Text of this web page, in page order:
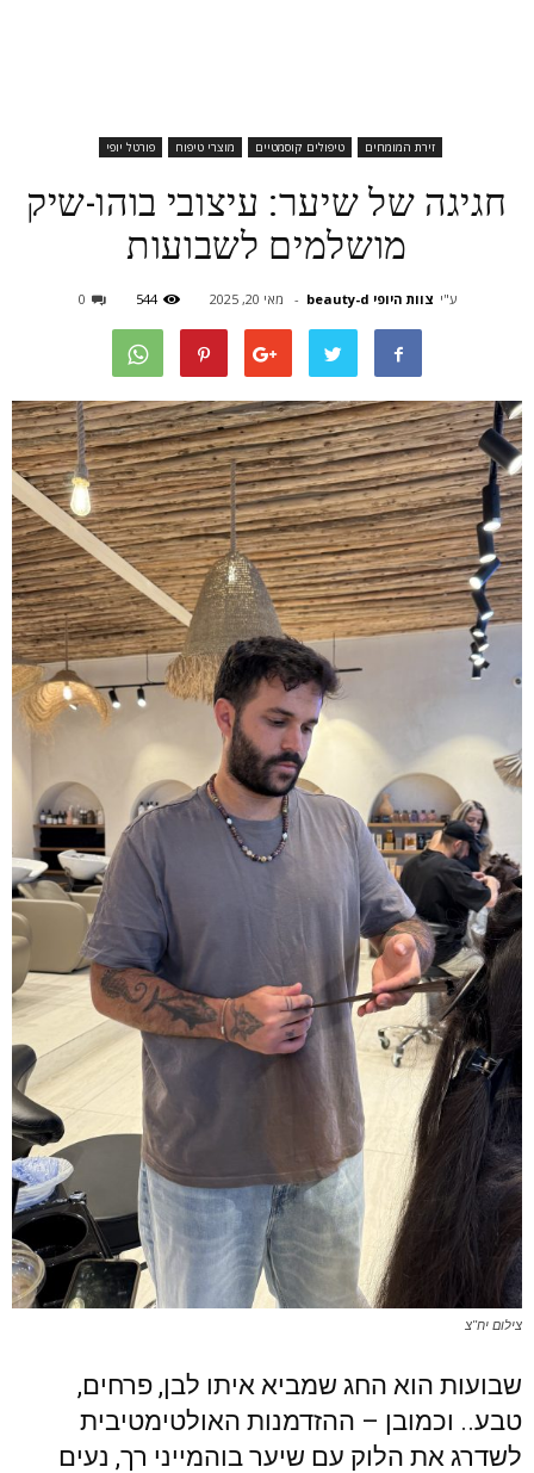
זירת המומחים טיפולים קוסמטיים מוצרי טיפוח פורטל יופי
חגיגה של שיער: עיצובי בוהו-שיק
מושלמים לשבועות
ע"י צוות היופי beauty-d - מאי 20, 2025 544
0
צילום יח"צ
שבועות הוא החג שמביא איתו לבן, פרחים,
טבע.. וכמובן – ההזדמנות האולטימטיבית
לשדרג את הלוק עם שיער בוהמייני רך, נעים